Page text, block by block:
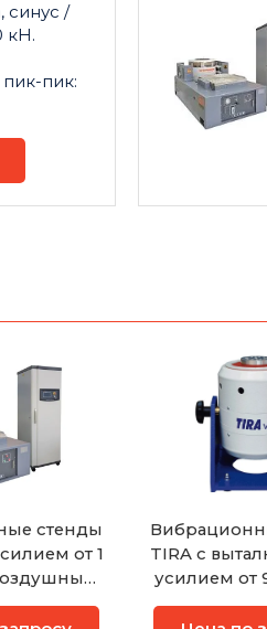
синус /
кН.
пик:
стенды
от 1
TIRA с
усилием от
Н